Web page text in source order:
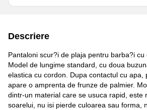
Descriere
Pantaloni scur?i de plaja pentru barba?i cu
Model de lungime standard, cu doua
elastica cu cordon. Dupa contactul cu apa,
apare o amprenta de frunze de palmier.
dintr-un material care se usuca rapid, este
soarelui, nu isi pierde culoarea sau forma,